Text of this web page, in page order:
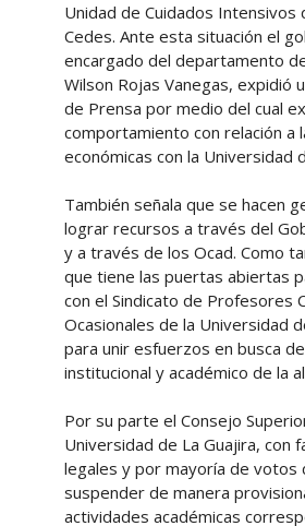
Unidad de Cuidados Intensivos
Cedes. Ante esta situación el
encargado del departamento
Wilson Rojas Vanegas, expidió
de Prensa por medio del cual
comportamiento con relación a
económicas con la Universidad
También señala que se hacen
lograr recursos a través del
y a través de los Ocad. Como
que tiene las puertas abiertas
con el Sindicato de Profesores
Ocasionales de la Universidad
para unir esfuerzos en busca
institucional y académico de la
Por su parte el Consejo
Universidad de La Guajira, con
legales y por mayoría de votos
suspender de manera
actividades académicas